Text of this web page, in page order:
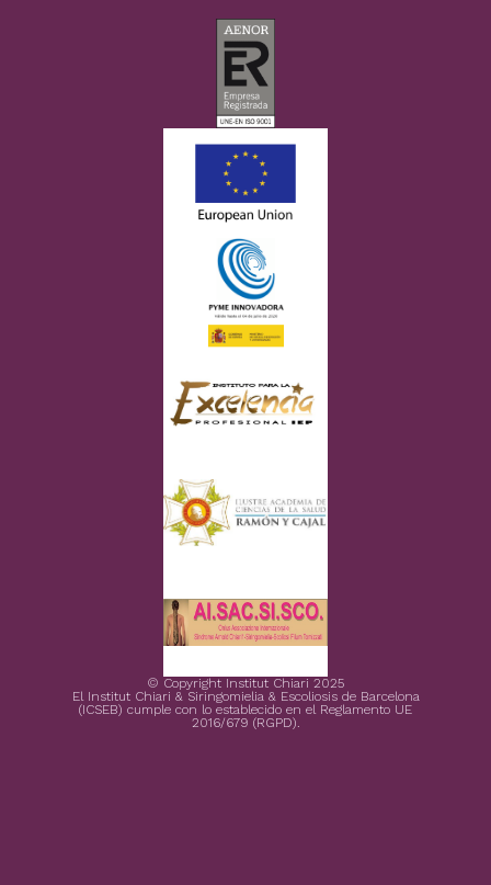
© Copyright Institut Chiari 2025
El Institut Chiari & Siringomielia & Escoliosis de Barcelona
(ICSEB) cumple con lo establecido en el Reglamento UE
2016/679 (RGPD).